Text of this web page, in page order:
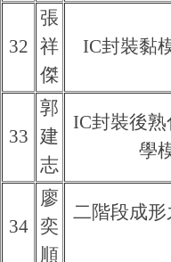
32
張
祥
傑
IC封裝黏
33
郭
建
志
IC封裝後
學
34
廖
奕
順
二階段成